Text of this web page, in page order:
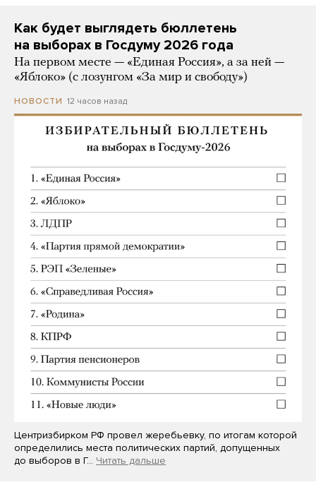
Как будет выглядеть бюллетень
на выборах в Госдуму 2026 года
На первом месте — «Единая Россия», а за ней —
«Яблоко» (с лозунгом «За мир и свободу»)
НОВОСТИ 12 часов назад
Центризбирком РФ провел жеребьевку, по итогам которой
определились места политических партий, допущенных
до выборов в Г… Читать дальше